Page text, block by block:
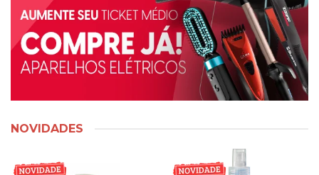
NOVIDADES